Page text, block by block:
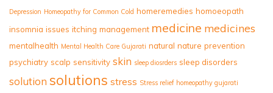
Depression Homeopathy for Common Cold homeremedies homoeopath
insomnia issues itching management medicine medicines
mentalhealth Mental Health Care Gujarati natural nature prevention
psychiatry scalp sensitivity skin sleep diosrders sleep disorders
solution solutions stress Stress relief homeopathy gujarati